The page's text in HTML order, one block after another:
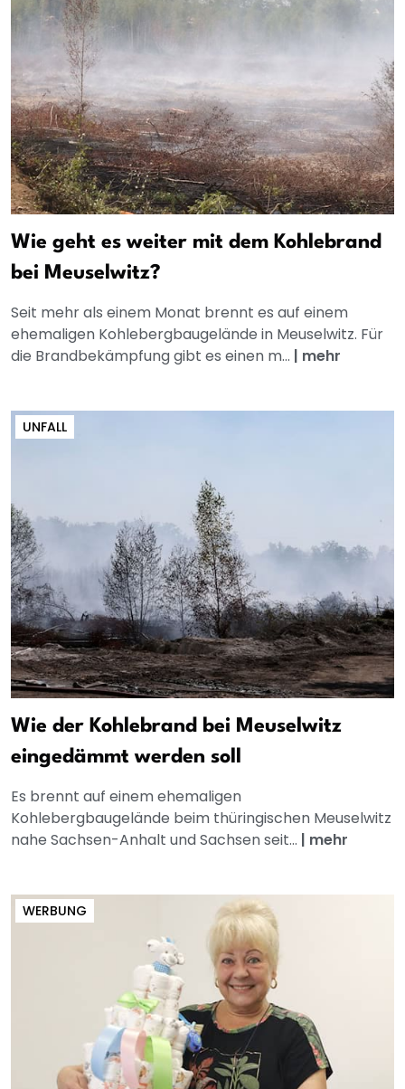
Wie geht es weiter mit dem Kohlebrand
bei Meuselwitz?
Seit mehr als einem Monat brennt es auf einem
ehemaligen Kohlebergbaugelände in Meuselwitz. Für
die Brandbekämpfung gibt es einen m... | mehr
UNFALL
Wie der Kohlebrand bei Meuselwitz
eingedämmt werden soll
Es brennt auf einem ehemaligen
Kohlebergbaugelände beim thüringischen Meuselwitz
nahe Sachsen-Anhalt und Sachsen seit... | mehr
WERBUNG